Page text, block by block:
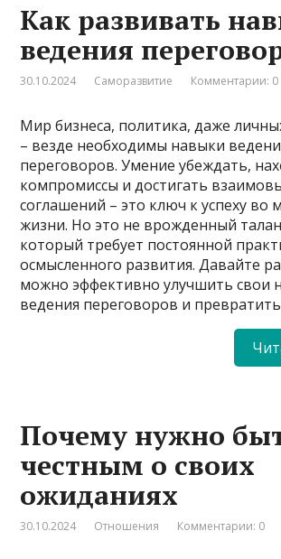
Как развивать
ведения
30.10.2024 Саморазвитие Комментарии: 0
Мир бизнеса, политика, даже
– везде необходимы навыки
переговоров. Умение убеждать,
компромиссы и достигать
соглашений – это ключ к успеху во
жизни. Но это не врожденный
который требует постоянной
осмысленного развития. Давайте
можно эффективно улучшить свои
ведения переговоров и
Почему нужно
честным о своих
ожиданиях
30.10.2024 Отношения Комментарии: 0